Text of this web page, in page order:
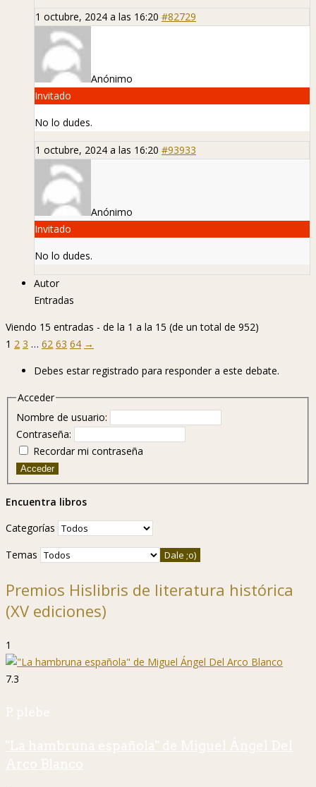
1 octubre, 2024 a las 16:20 #82729
Anónimo
Invitado
No lo dudes.
1 octubre, 2024 a las 16:20 #93933
Anónimo
Invitado
No lo dudes.
Autor
Entradas
Viendo 15 entradas - de la 1 a la 15 (de un total de 952)
1 2 3 … 62 63 64 →
Debes estar registrado para responder a este debate.
Acceder
Nombre de usuario:
Contraseña:
Recordar mi contraseña
Acceder
Encuentra libros
Categorías
Temas
Premios Hislibris de literatura histórica
(XV ediciones)
1
7.3
P. plebe
"La hambruna española" de Miguel Ángel Del
Arco Blanco